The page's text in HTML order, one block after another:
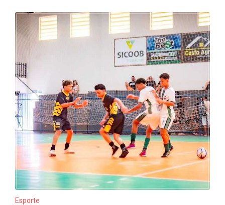
Esporte